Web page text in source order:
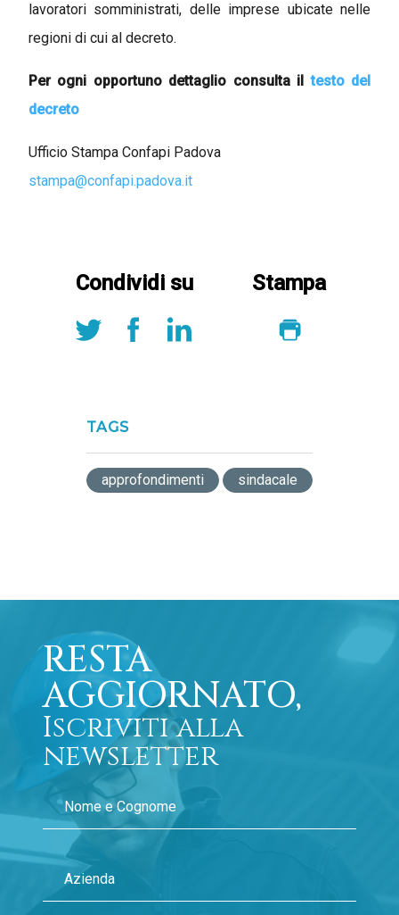
lavoratori somministrati, delle imprese ubicate nelle
regioni di cui al decreto.
Per ogni opportuno dettaglio consulta il testo del
decreto
Ufficio Stampa Confapi Padova
stampa@confapi.padova.it
Condividi su Stampa
TAGS
approfondimenti sindacale
RESTA
AGGIORNATO,
Iscriviti alla
newsletter